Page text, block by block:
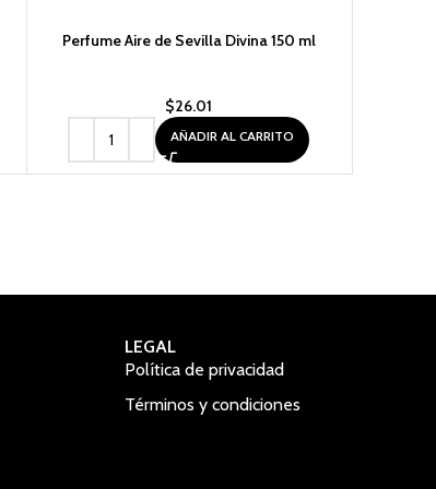
Perfume Aire de Sevilla Divina 150 ml
$26.01
AÑADIR AL CARRITO
LEGAL
Política de privacidad
Términos y condiciones